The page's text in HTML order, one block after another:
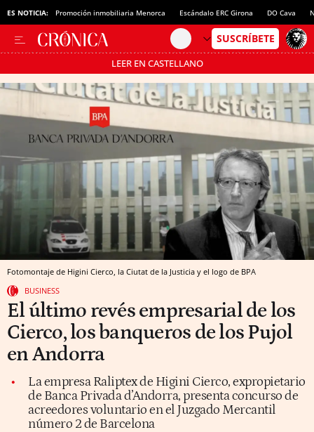
ES NOTICIA: Promoción inmobiliaria Menorca Escándalo ERC Girona DO Cava
LEER EN CASTELLANO
Pásate al MODO AHORRO
Fotomontaje de Higini Cierco, la Ciutat de la Justicia y el logo de BPA
BUSINESS
El último revés empresarial de los
Cierco, los banqueros de los Pujol
en Andorra
La empresa Raliptex de Higini Cierco, expropietario
de Banca Privada d’Andorra, presenta concurso de
acreedores voluntario en el Juzgado Mercantil
número 2 de Barcelona